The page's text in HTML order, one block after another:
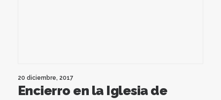
20 diciembre, 2017
Encierro en la Iglesia de